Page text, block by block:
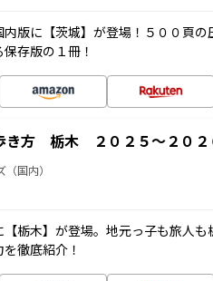
内版に【茨城】が登場！５００頁
存版の１冊！
き方 栃木 ２０２５～２０２
国内）
【栃木】が登場。地元っ子も旅人
徹底紹介！